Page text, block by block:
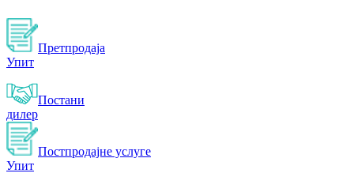
Претпродаја
Упит
Постани
дилер
Постпродајне услуге
Упит